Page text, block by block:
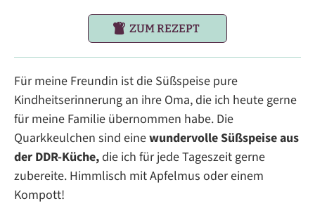
ZUM REZEPT
Für meine Freundin ist die Süßspeise pure
Kindheitserinnerung an ihre Oma, die ich heute gerne
für meine Familie übernommen habe. Die
Quarkkeulchen sind einewundervolle Süßspeise aus
der DDR-Küche,die ich für jede Tageszeit gerne
zubereite. Himmlisch mit Apfelmus oder einem
Kompott!